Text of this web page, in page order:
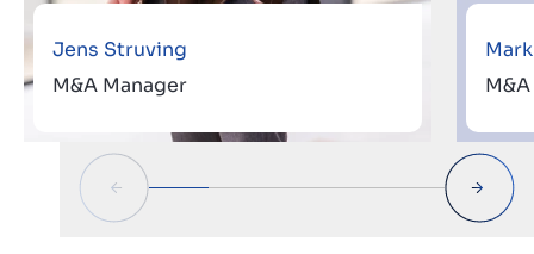
Jens Struving
M&A Manager